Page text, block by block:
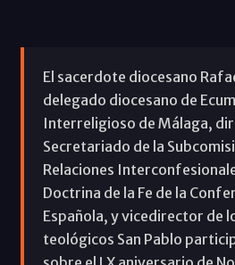
El sacerdote diocesano
delegado diocesano de
Interreligioso de Málaga,
Secretariado de la
Relaciones
Doctrina de la Fe de la
Española, y vicedirector de
teológicos San Pablo